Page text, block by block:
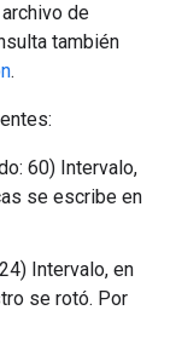
de
también
.
60) Intervalo,
se escribe en
Intervalo, en
se rotó. Por